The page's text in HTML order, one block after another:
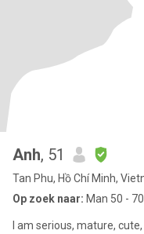
Anh, 51
Tan Phu, Hồ Chí Minh,
Op zoek naar: Man 50 - 70
I am serious, mature,